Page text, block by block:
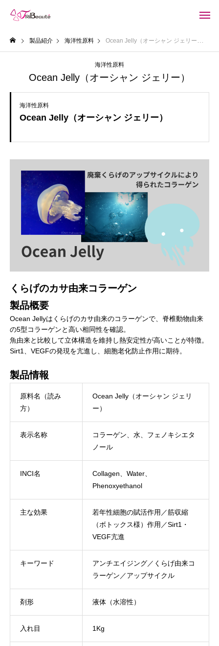
製品紹介 海洋性原料 Ocean Jelly（オーシャン ジェリー）
海洋性原料
Ocean Jelly（オーシャン ジェリー）
海洋性原料
Ocean Jelly（オーシャン ジェリー）
くらげのカサ由来コラーゲン
製品概要
Ocean Jellyはくらげのカサ由来のコラーゲンで、脊椎動物由来
の5型コラーゲンと高い相同性を確認。
魚由来と比較して立体構造を維持し熱安定性が高いことが特徴。
Sirt1、VEGFの発現を亢進し、細胞老化防止作用に期待。
製品情報
原料名（読み
方）
Ocean Jelly（オーシャン ジェリ
ー）
表示名称
コラーゲン、水、フェノキシエタ
ノール
INCI名
Collagen、Water、
Phenoxyethanol
主な効果
若年性細胞の賦活作用／筋収縮
（ボトックス様）作用／Sirt1・
VEGF亢進
キーワード
アンチエイジング／くらげ由来コ
ラーゲン／アップサイクル
剤形 液体（水溶性）
入れ目 1Kg